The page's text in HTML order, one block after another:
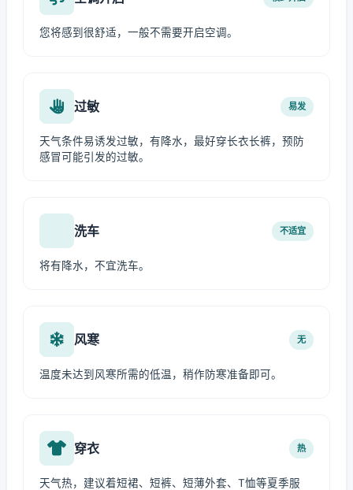
您将感到很舒适，一般不需要开启空调。
过敏 易发
天气条件易诱发过敏，有降水，最好穿长衣长裤，预防
感冒可能引发的过敏。
洗车 不适宜
将有降水，不宜洗车。
风寒 无
温度未达到风寒所需的低温，稍作防寒准备即可。
穿衣 热
天气热，建议着短裙、短裤、短薄外套、T恤等夏季服